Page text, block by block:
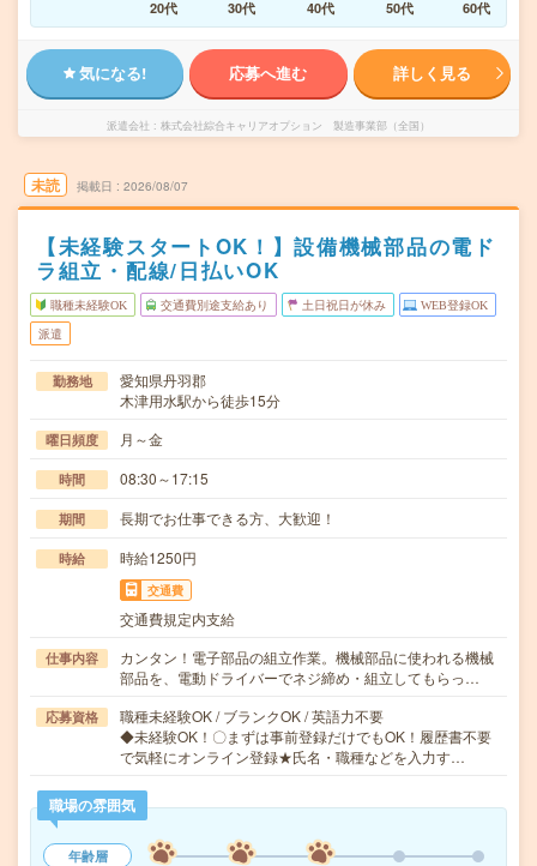
20代
30代 40代 50代 60代
気になる! 応募へ進む 詳しく見る
派遣会社 株式会社綜合キャリアオプション 製造事業部（全国）
未読 掲載日 2026/08/07
【未経験スタートOK！】設備機械部品の電ド
ラ組立・配線/日払いOK
職種未経験OK 交通費別途支給あり 土日祝日が休み WEB登録OK
派遣
勤務地
愛知県丹羽郡
木津用水駅から徒歩15分
曜日頻度 月～金
時間 08:30～17:15
期間 長期でお仕事できる方、大歓迎！
時給 時給1250円
交通費
交通費規定内支給
仕事内容
カンタン！電子部品の組立作業。機械部品に使われる機械
部品を、電動ドライバーでネジ締め・組立してもらっ…
応募資格
職種未経験OK / ブランクOK / 英語力不要
◆未経験OK！〇まずは事前登録だけでもOK！履歴書不要
で気軽にオンライン登録★氏名・職種などを入力す…
職場の雰囲気
年齢層